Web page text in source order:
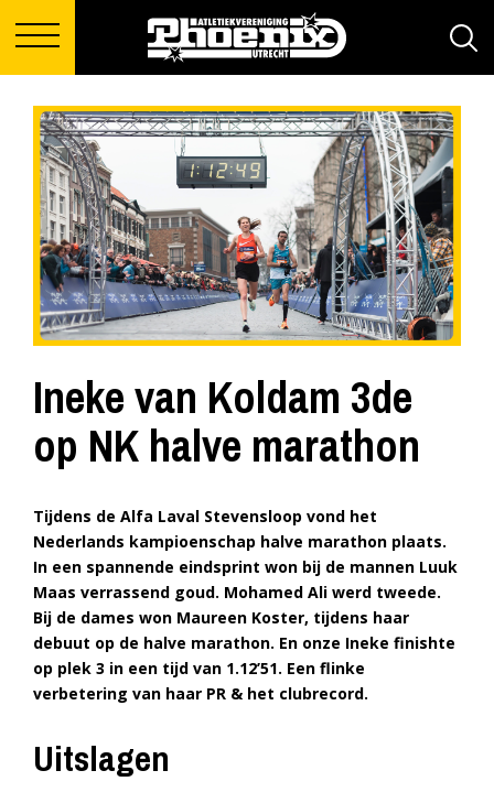
Ineke van Koldam 3de
op NK halve marathon
Tijdens de Alfa Laval Stevensloop vond het
Nederlands kampioenschap halve marathon plaats.
In een spannende eindsprint won bij de mannen Luuk
Maas verrassend goud. Mohamed Ali werd tweede.
Bij de dames won Maureen Koster, tijdens haar
debuut op de halve marathon. En onze Ineke finishte
op plek 3 in een tijd van 1.12’51. Een flinke
verbetering van haar PR & het clubrecord.
Uitslagen